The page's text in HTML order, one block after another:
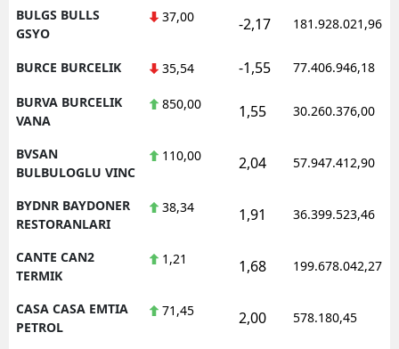
BULGS BULLS
GSYO
37,00 -2,17 181.928.021,96
BURCE BURCELIK 35,54 -1,55 77.406.946,18
BURVA BURCELIK
VANA
850,00 1,55 30.260.376,00
BVSAN
BULBULOGLU VINC
110,00 2,04 57.947.412,90
BYDNR BAYDONER
RESTORANLARI
38,34 1,91 36.399.523,46
CANTE CAN2
TERMIK
1,21 1,68 199.678.042,27
CASA CASA EMTIA
PETROL
71,45 2,00 578.180,45